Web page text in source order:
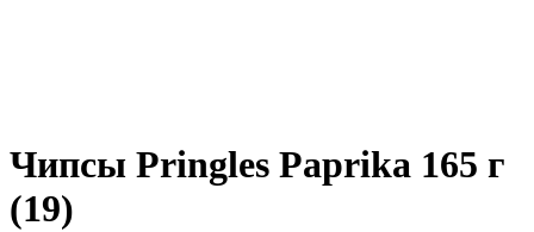
Чипсы Pringles Paprika 165 г
(19)